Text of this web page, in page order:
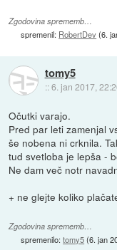
Zgodovina sprememb…
spremenil: RobertDev(6.
tomy5
::6. jan 2017,
Očutki varajo.
Pred par leti zamenjal
še nobena ni crknila.
tud svetloba je lepša -
Ne dam več notr
+ ne glejte koliko
Zgodovina sprememb…
spremenilo:tomy5(6. jan